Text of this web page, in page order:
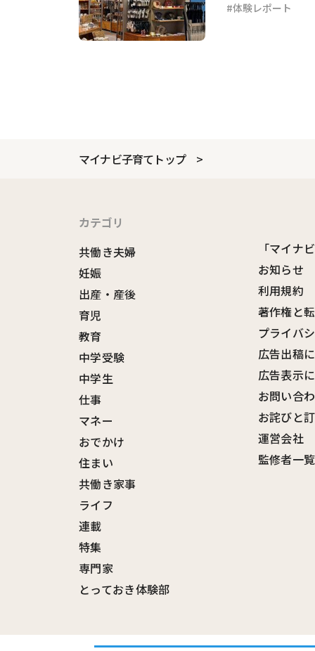
体験レポート
マイナビ子育てトップ
カテゴリ
共働き夫婦
妊娠
出産・産後
育児
教育
中学受験
中学生
仕事
マネー
おでかけ
住まい
共働き家事
ライフ
連載
特集
専門家
とっておき体験部
「マイナ
お知らせ
利用規約
著作権と
プライバ
広告出稿
広告表示
お問い合
お詫びと
運営会社
監修者一覧